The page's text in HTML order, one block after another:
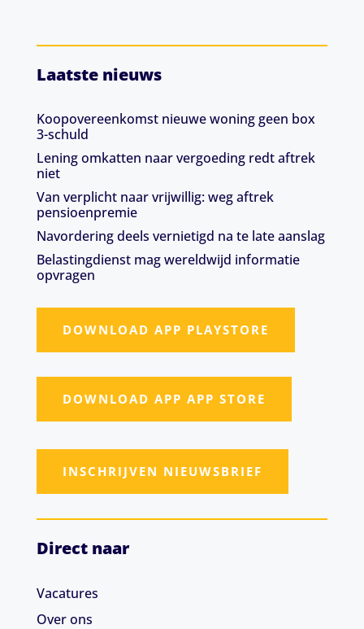
Laatste nieuws
Koopovereenkomst nieuwe woning geen box
3-schuld
Lening omkatten naar vergoeding redt aftrek
niet
Van verplicht naar vrijwillig: weg aftrek
pensioenpremie
Navordering deels vernietigd na te late aanslag
Belastingdienst mag wereldwijd informatie
opvragen
DOWNLOAD APP PLAYSTORE
DOWNLOAD APP APP STORE
INSCHRIJVEN NIEUWSBRIEF
Direct naar
Vacatures
Over ons